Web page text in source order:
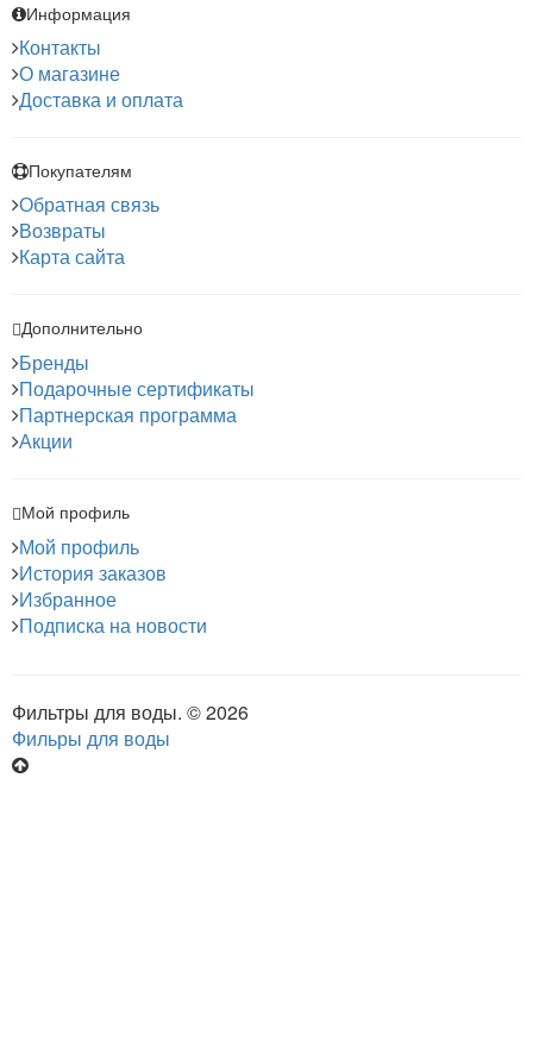
Информация
Контакты
О магазине
Доставка и оплата
Покупателям
Обратная связь
Возвраты
Карта сайта
Дополнительно
Бренды
Подарочные сертификаты
Партнерская программа
Акции
Мой профиль
Мой профиль
История заказов
Избранное
Подписка на новости
Фильтры для воды. © 2026
Фильры для воды